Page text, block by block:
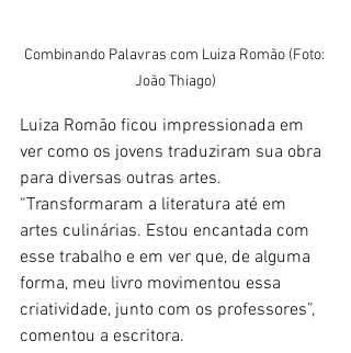
Combinando Palavras com Luiza Romão (Foto:
João Thiago)
Luiza Romão ficou impressionada em
ver como os jovens traduziram sua obra
para diversas outras artes.
“Transformaram a literatura até em
artes culinárias. Estou encantada com
esse trabalho e em ver que, de alguma
forma, meu livro movimentou essa
criatividade, junto com os professores”,
comentou a escritora.